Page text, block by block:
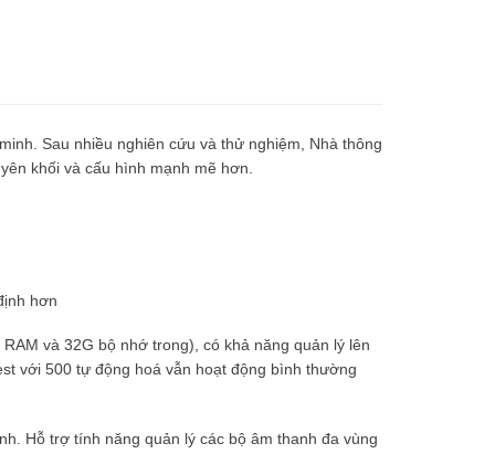
Sau nhiều nghiên cứu và thử nghiệm, Nhà thông
khối và cấu hình mạnh mẽ hơn.
hơn
và 32G bộ nhớ trong), có khả năng quản lý lên
với 500 tự động hoá vẫn hoạt động bình thường
Hỗ trợ tính năng quản lý các bộ âm thanh đa vùng